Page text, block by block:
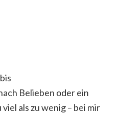
Belieben oder ein
als zu wenig – bei mir